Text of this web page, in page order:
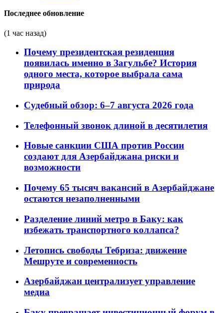
Последнее обновление
(1 час назад)
Почему президентская резиденция
появилась именно в Загульбе? История
одного места, которое выбрала сама
природа
Судебный обзор: 6–7 августа 2026 года
Телефонный звонок длиной в десятилетия
Новые санкции США против России
создают для Азербайджана риски и
возможности
Почему 65 тысяч вакансий в Азербайджане
остаются незаполненными
Разделение линий метро в Баку: как
избежать транспортного коллапса?
Летопись свободы Тебриза: движение
Мешруте и современность
Азербайджан централизует управление
медиа